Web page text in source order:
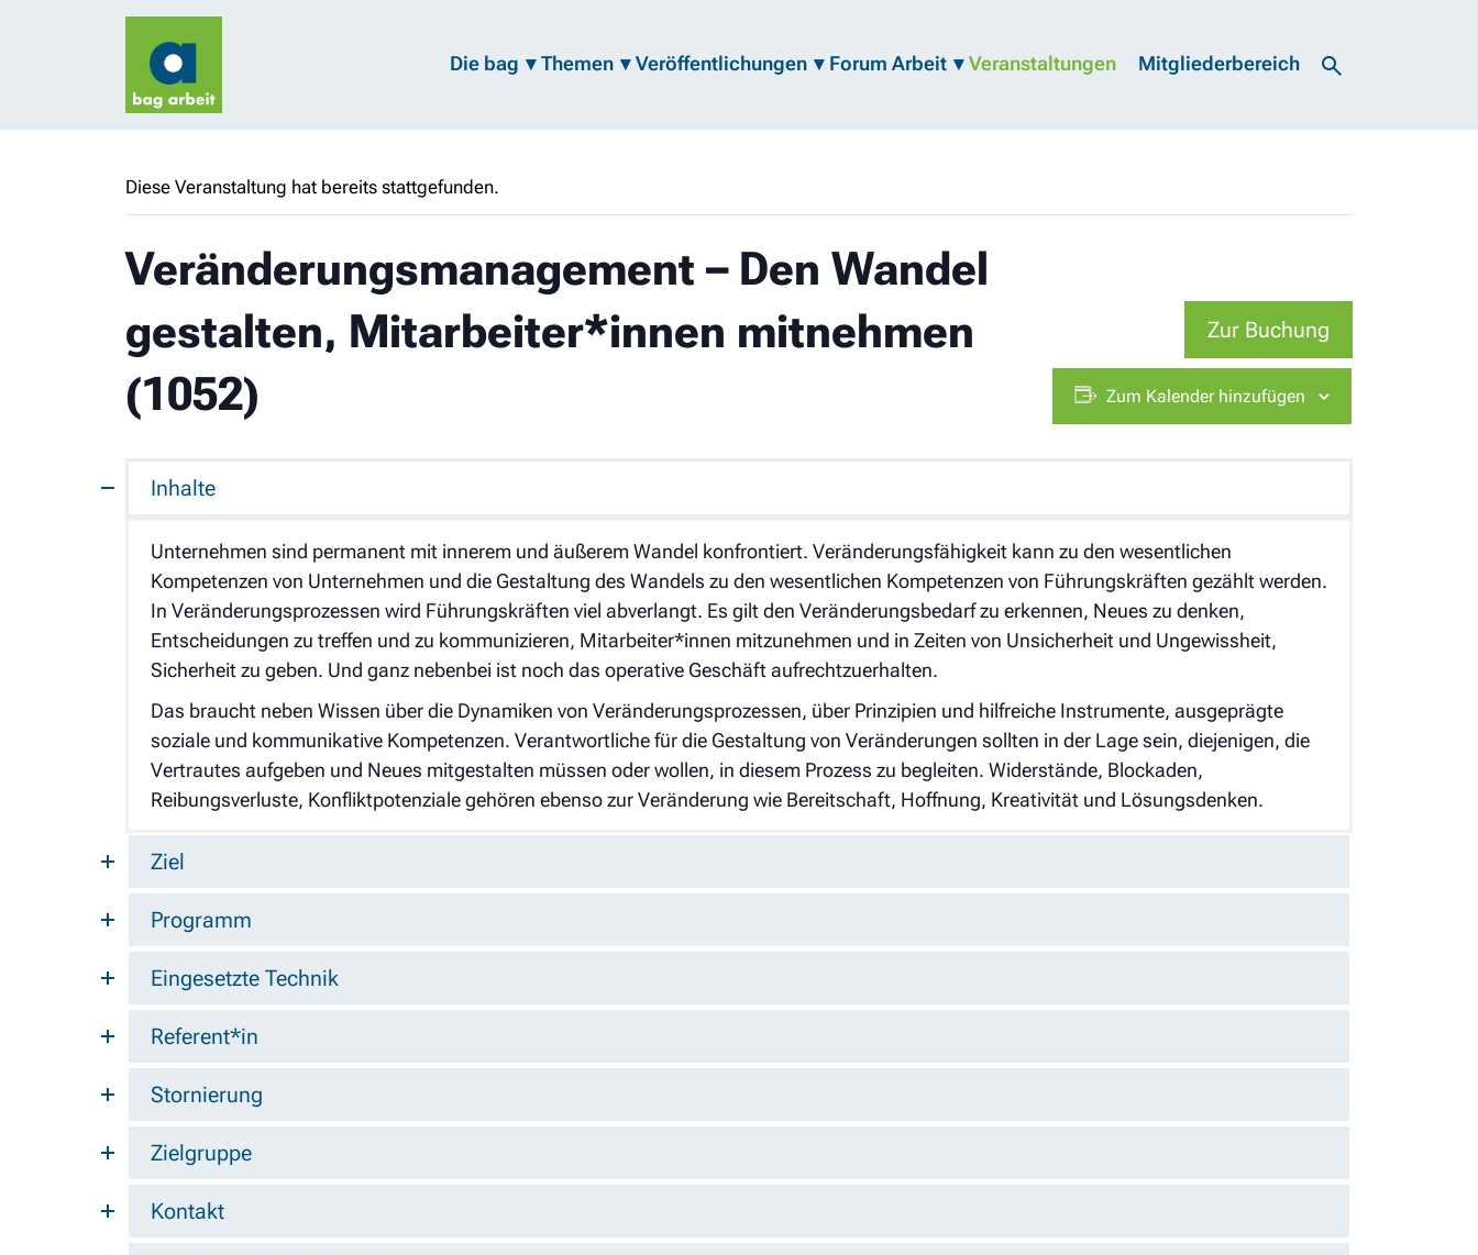
Die bag Themen Veröffentlichungen Forum Arbeit Veranstaltungen Mitgliederbereich
Diese Veranstaltung hat bereits stattgefunden.
Veränderungsmanagement – Den Wandel
gestalten, Mitarbeiter*innen mitnehmen
(1052)
Zur Buchung
Zum Kalender hinzufügen
Inhalte
Unternehmen sind permanent mit innerem und äußerem Wandel konfrontiert. Veränderungsfähigkeit kann zu den wesentlichen
Kompetenzen von Unternehmen und die Gestaltung des Wandels zu den wesentlichen Kompetenzen von Führungskräften gezählt werden.
In Veränderungsprozessen wird Führungskräften viel abverlangt. Es gilt den Veränderungsbedarf zu erkennen, Neues zu denken,
Entscheidungen zu treffen und zu kommunizieren, Mitarbeiter*innen mitzunehmen und in Zeiten von Unsicherheit und Ungewissheit,
Sicherheit zu geben. Und ganz nebenbei ist noch das operative Geschäft aufrechtzuerhalten.
Das braucht neben Wissen über die Dynamiken von Veränderungsprozessen, über Prinzipien und hilfreiche Instrumente, ausgeprägte
soziale und kommunikative Kompetenzen. Verantwortliche für die Gestaltung von Veränderungen sollten in der Lage sein, diejenigen, die
Vertrautes aufgeben und Neues mitgestalten müssen oder wollen, in diesem Prozess zu begleiten. Widerstände, Blockaden,
Reibungsverluste, Konfliktpotenziale gehören ebenso zur Veränderung wie Bereitschaft, Hoffnung, Kreativität und Lösungsdenken.
Ziel
Programm
Eingesetzte Technik
Referent*in
Stornierung
Zielgruppe
Kontakt